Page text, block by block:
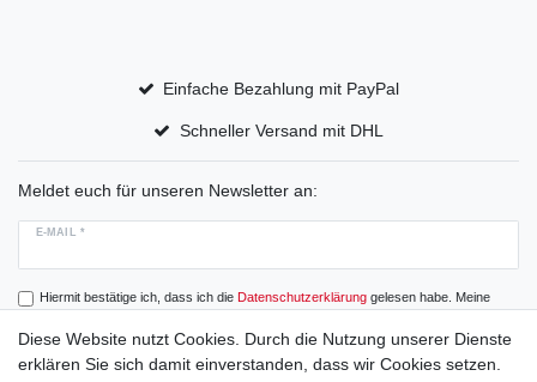
Einfache Bezahlung mit PayPal
Schneller Versand mit DHL
Meldet euch für unseren Newsletter an:
E-MAIL *
Hiermit bestätige ich, dass ich die Daten­schutz­erklärunggelesen habe. Meine
Abonnieren
Diese Website nutzt Cookies. Durch die Nutzung unserer Dienste
erklären Sie sich damit einverstanden, dass wir Cookies setzen.